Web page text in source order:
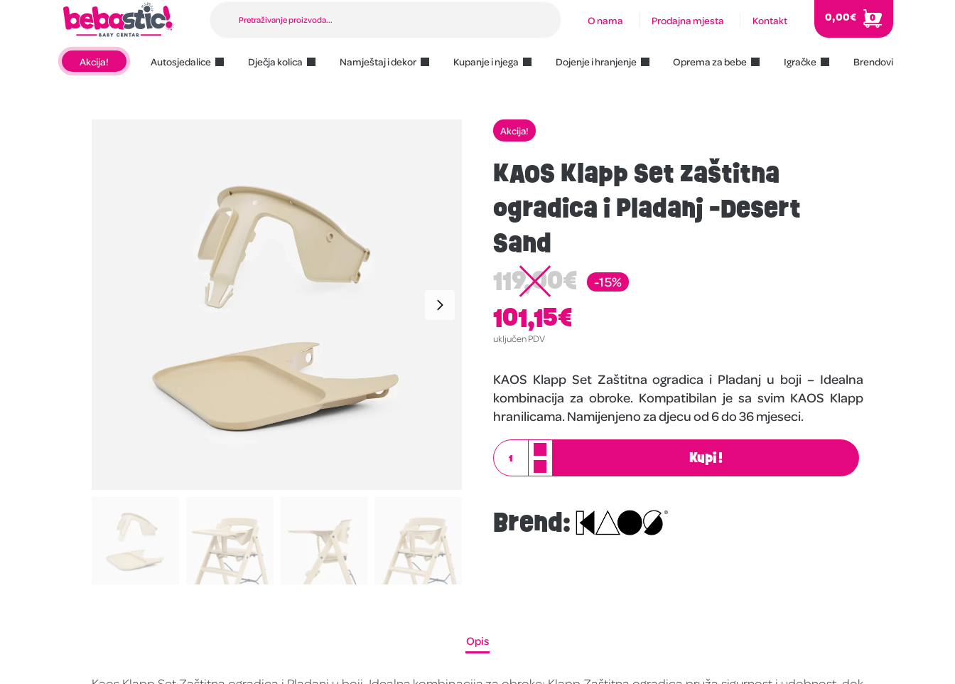
O nama Prodajna mjesta Kontakt 0,00€ 0
Akcija! Autosjedalice Dječja kolica Namještaj i dekor Kupanje i njega Dojenje i hranjenje Oprema za bebe Igračke Brendovi
Akcija!
KAOS Klapp Set Zaštitna
ogradica i Pladanj -Desert
Sand
119,00€
101,15€
uključen PDV
-15%
KAOS Klapp Set Zaštitna ogradica i Pladanj u boji – Idealna
kombinacija za obroke. Kompatibilan je sa svim KAOS Klapp
hranilicama. Namijenjeno za djecu od 6 do 36 mjeseci.
Kupi!
Brend:
Opis